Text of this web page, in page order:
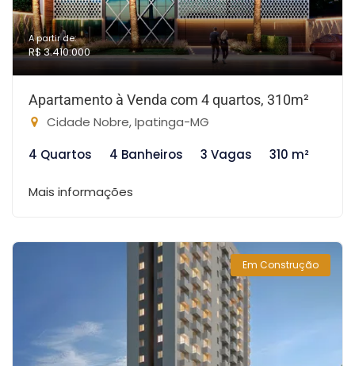
A partir de:
R$ 3.410.000
Apartamento à Venda com 4 quartos, 310m²
Cidade Nobre, Ipatinga-MG
4 Quartos
4 Banheiros 3 Vagas 310 m²
Mais informações
Em Construção